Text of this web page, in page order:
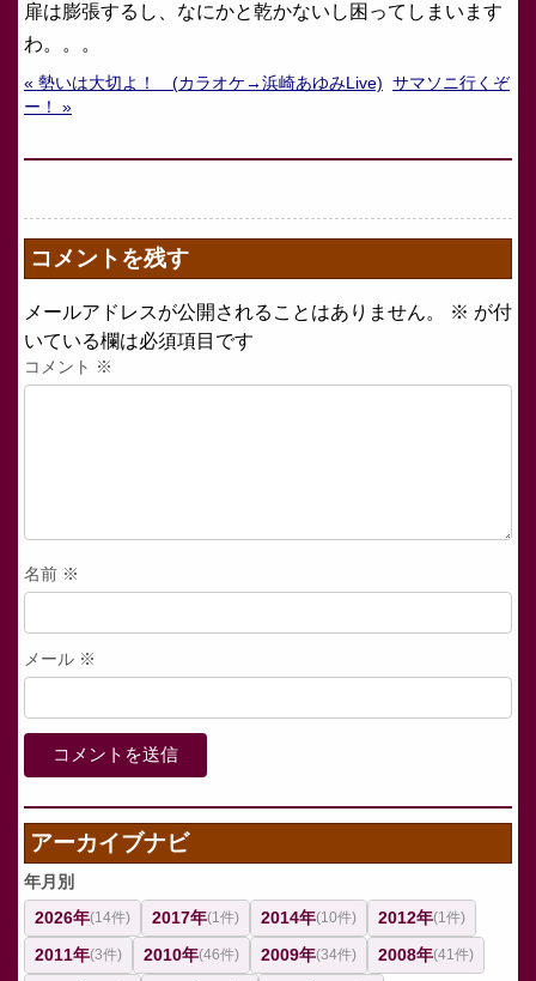
扉は膨張するし、なにかと乾かないし困ってしまいます
わ。。。
« 勢いは大切よ！ (カラオケ→浜崎あゆみLive) サマソニ行くぞ
ー！ »
コメントを残す
メールアドレスが公開されることはありません。 ※ が付
いている欄は必須項目です
コメント ※
名前 ※
メール ※
アーカイブナビ
年月別
2026年(14件) 2017年(1件) 2014年(10件) 2012年(1件)
2011年(3件) 2010年(46件) 2009年(34件) 2008年(41件)